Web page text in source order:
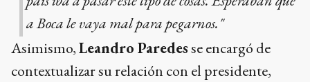
a Boca le vaya mal para pegarnos."
Asimismo,Leandro Paredesse encargó de
contextualizar su relación con el presidente,